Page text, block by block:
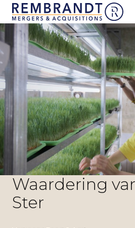
Waardering
Ster